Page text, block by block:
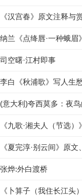
《汉宫春》原文注释与
纳兰《点绛唇·一种蛾眉
司空曙·江村即事
李白《秋浦歌》写人生
(意大利)夸西莫多：夜
《九歌·湘夫人（节选
《夏完淳·别云间》原
张烨:外白渡桥
《卜算子（我住长江头